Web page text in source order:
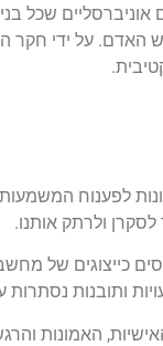
שכל
האדם. על ידי חקר
לפענוח
ולרתק אותנו.
כייצוגים של
ותובנות
האמונות